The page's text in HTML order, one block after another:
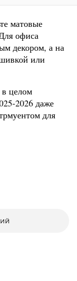
матовые
офиса
декором, а на
или
целом
2026 даже
для